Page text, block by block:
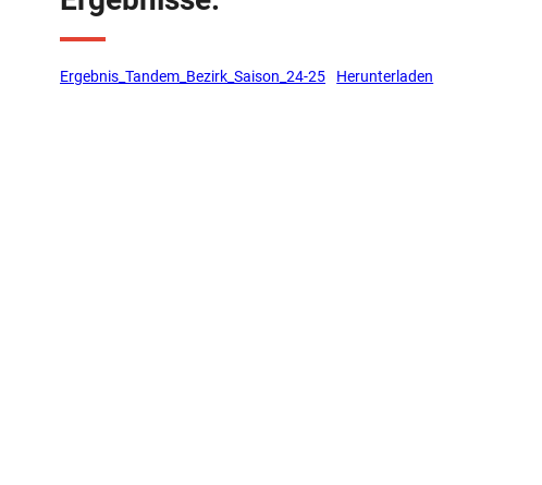
Ergebnis_Tandem_Bezirk_Saison_24-25 Herunterladen